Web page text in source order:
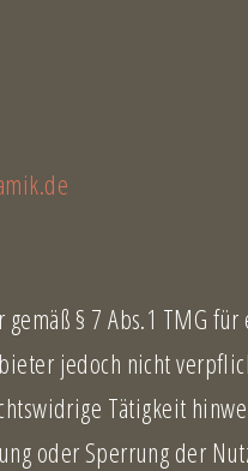
§ 7 Abs.1 TMG
jedoch nicht
Tätigkeit
oder Sperrung der